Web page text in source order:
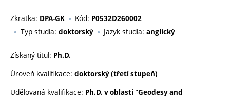
Zkratka: DPA-GK Kód: P0532D260002
Typ studia: doktorský Jazyk studia: anglický
Získaný titul: Ph.D.
Úroveň kvalifikace: doktorský (třetí stupeň)
Udělovaná kvalifikace: Ph.D. v oblasti "Geodesy and